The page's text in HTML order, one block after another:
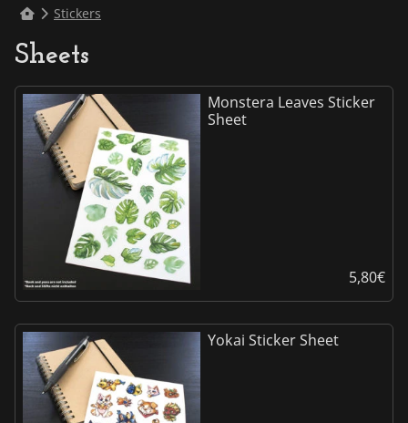
Stickers
Sheets
Monstera Leaves Sticker
Sheet
5,80€
Yokai Sticker Sheet